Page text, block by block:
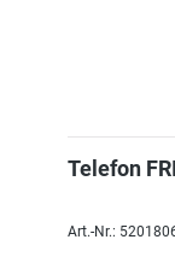
Telefon
Art.-Nr.: